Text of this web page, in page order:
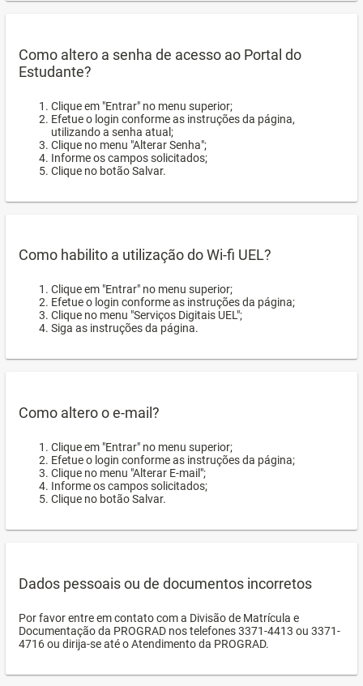
Como altero a senha de acesso ao Portal do
Estudante?
Clique em "Entrar" no menu superior;
Efetue o login conforme as instruções da página,
utilizando a senha atual;
Clique no menu "Alterar Senha";
Informe os campos solicitados;
Clique no botão Salvar.
Como habilito a utilização do Wi-fi UEL?
Clique em "Entrar" no menu superior;
Efetue o login conforme as instruções da página;
Clique no menu "Serviços Digitais UEL";
Siga as instruções da página.
Como altero o e-mail?
Clique em "Entrar" no menu superior;
Efetue o login conforme as instruções da página;
Clique no menu "Alterar E-mail";
Informe os campos solicitados;
Clique no botão Salvar.
Dados pessoais ou de documentos incorretos
Por favor entre em contato com a Divisão de Matrícula e
Documentação da PROGRAD nos telefones 3371-4413 ou 3371-
4716 ou dirija-se até o Atendimento da PROGRAD.